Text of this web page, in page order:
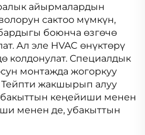
айырмалардын
сактоо мүмкүн,
боюнча өзгөчө
Ал эле HVAC өнүктөрү
колдонулат. Специалдык
монтажда жогоркуу
жакшырып алуу
кеңейиши менен
менен де, убакыттын